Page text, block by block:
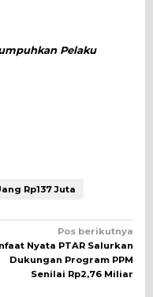
Pelaku
Rp137 Juta
Pos berikutnya
Nyata PTAR Salurkan
Dukungan Program PPM
Senilai Rp2,76 Miliar